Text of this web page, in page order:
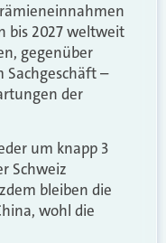
bis 2027 weltweit
gegenüber
Sachgeschäft –
der
um knapp 3
Schweiz
bleiben die
wohl die